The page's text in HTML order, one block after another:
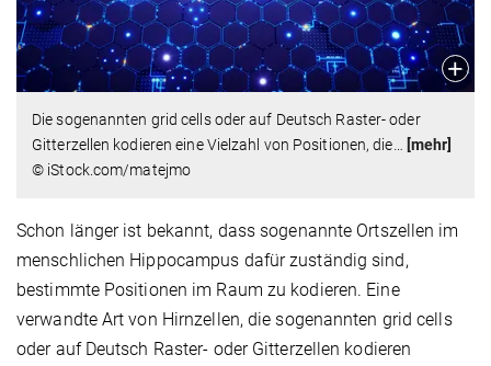
Die sogenannten grid cells oder auf Deutsch Raster- oder
Gitterzellen kodieren eine Vielzahl von Positionen, die
[mehr]
© iStock.com/matejmo
Schon länger ist bekannt, dass sogenannte Ortszellen im
menschlichen Hippocampus dafür zuständig sind,
bestimmte Positionen im Raum zu kodieren. Eine
verwandte Art von Hirnzellen, die sogenannten grid cells
oder auf Deutsch Raster- oder Gitterzellen kodieren